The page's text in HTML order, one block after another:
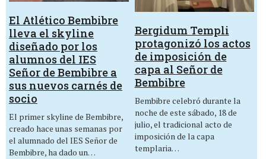
El Atlético Bembibre
lleva el skyline
diseñado por los
alumnos del IES
Señor de Bembibre a
sus nuevos carnés de
socio
El primer skyline de Bembibre,
creado hace unas semanas por
el alumnado del IES Señor de
Bembibre, ha dado un…
Bergidum Templi
protagonizó los actos
de imposición de
capa al Señor de
Bembibre
Bembibre celebró durante la
noche de este sábado, 18 de
julio, el tradicional acto de
imposición de la capa
templaria…